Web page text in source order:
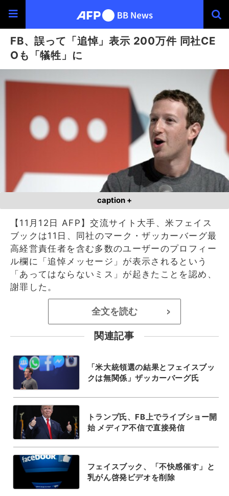
FB、誤って「追悼」表示 200万件 同社CE
Oも「犠牲」に
caption +
【11月12日 AFP】交流サイト大手、米フェイス
ブックは11日、同社のマーク・ザッカーバーグ最
高経営責任者を含む多数のユーザーのプロフィー
ル欄に「追悼メッセージ」が表示されるという
「あってはならないミス」が起きたことを認め、
謝罪した。
全文を読む >
関連記事
「米大統領選の結果とフェイスブッ
クは無関係」ザッカーバーグ氏
トランプ氏、FB上でライブショー開
始 メディア不信で直接発信
フェイスブック、「不快感催す」と
乳がん啓発ビデオを削除